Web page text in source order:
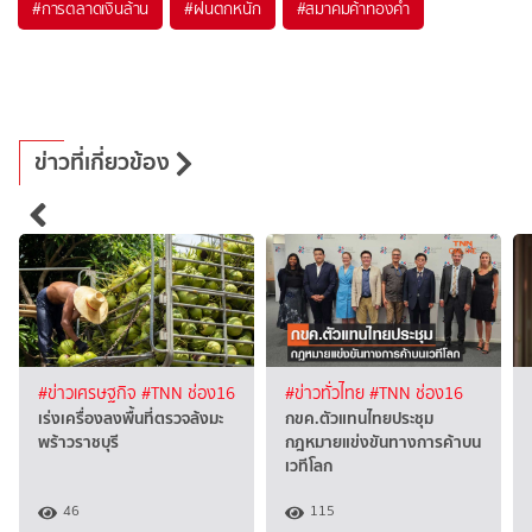
#การตลาดเงินล้าน #ฝนตกหนัก #สมาคมค้าทองคำ
ข่าวที่เกี่ยวข้อง
#ข่าวเศรษฐกิจ #TNN ช่อง16
เร่งเครื่องลงพื้นที่ตรวจล้งมะ
พร้าวราชบุรี
46
#ข่าวทั่วไทย#TNN ช่อง16
กขค.ตัวแทนไทยประชุม
กฎหมายแข่งขันทางการค้าบน
เวทีโลก
115